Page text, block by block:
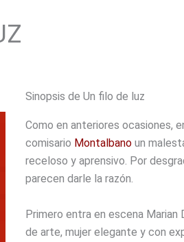
Sinopsis de Un filo de luz
Como en anteriores ocasiones,
comisario Montalbanoun
receloso y aprensivo. Por
parecen darle la razón.
Primero entra en escena Marian
de arte, mujer elegante y con